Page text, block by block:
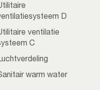
D
ventilatie
C
warm water